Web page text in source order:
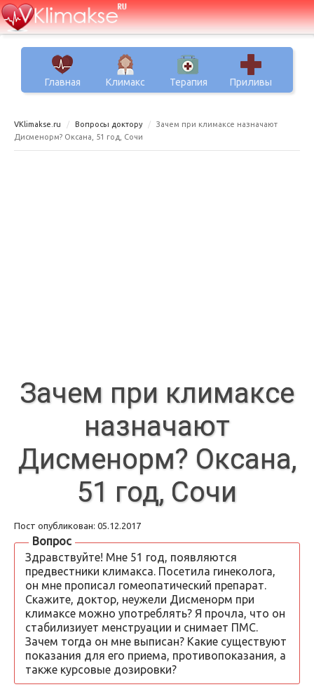
Главная Климакс Терапия Приливы
VKlimakse.ru Вопросы доктору
Зачем при климаксе назначают
Дисменорм? Оксана, 51 год, Сочи
Зачем при климаксе
назначают
Дисменорм? Оксана,
51 год, Сочи
Пост опубликован: 05.12.2017
Вопрос
Здравствуйте! Мне 51 год, появляются
предвестники климакса. Посетила гинеколога,
он мне прописал гомеопатический препарат.
Скажите, доктор, неужели Дисменорм при
климаксе можно употреблять? Я прочла, что он
стабилизиует менструации и снимает ПМС.
Зачем тогда он мне выписан? Какие существуют
показания для его приема, противопоказания, а
также курсовые дозировки?